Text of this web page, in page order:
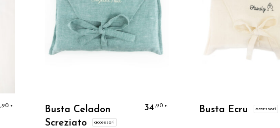
,90 €
Personalizzo
Busta Celadon
Screziato
accessori
34,90 € Busta Ecru accessori